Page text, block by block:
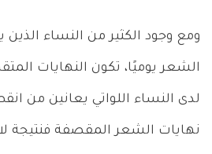
ومع وجود الكثير من النساء
الشعر يوميًا، تكون النهايات
لدى النساء اللواتي يعانين من
نهايات الشعر المقصفة فنتيجة